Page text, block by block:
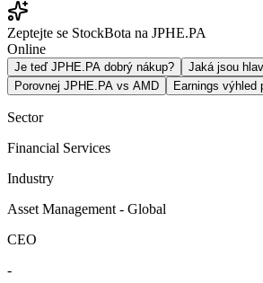
Zeptejte se StockBota na JPHE.PA
Online
Je teď JPHE.PA dobrý nákup?
Jaká jsou
Porovnej JPHE.PA vs AMD
Earnings výhled
Sector
Financial Services
Industry
Asset Management - Global
CEO
-